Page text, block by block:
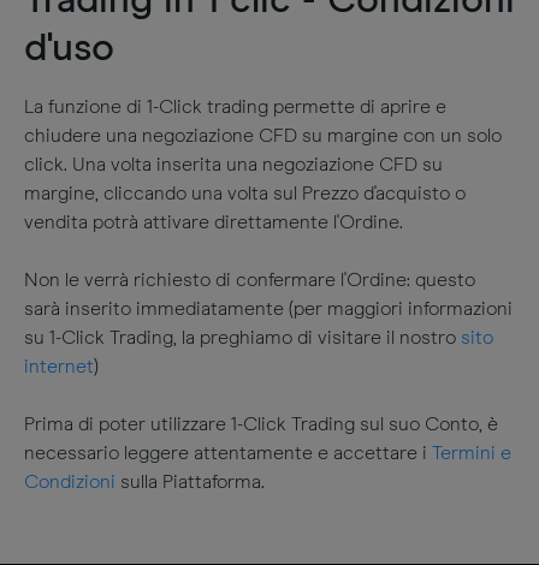
d'uso
La funzione di 1-Click trading permette di aprire e
chiudere una negoziazione CFD su margine con un solo
click. Una volta inserita una negoziazione CFD su
margine, cliccando una volta sul Prezzo d'acquisto o
vendita potrà attivare direttamente l'Ordine.
Non le verrà richiesto di confermare l'Ordine: questo
sarà inserito immediatamente (per maggiori informazioni
su 1-Click Trading, la preghiamo di visitare il nostro sito
internet)
Prima di poter utilizzare 1-Click Trading sul suo Conto, è
necessario leggere attentamente e accettare i Termini e
Condizioni sulla Piattaforma.